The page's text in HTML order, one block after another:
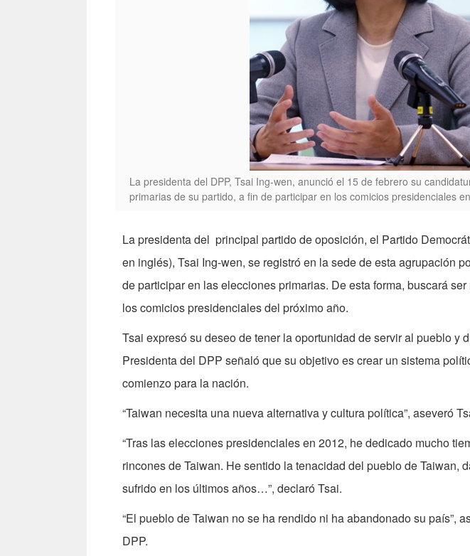
La presidenta del DPP, Tsai Ing-wen, anunció el 15 de febrero su
primarias de su partido, a fin de participar en los comicios presidenciales
La presidenta del principal partido de oposición, el Partido
en inglés), Tsai Ing-wen, se registró en la sede de esta agrupación
de participar en las elecciones primarias. De esta forma, buscará
los comicios presidenciales del próximo año.
Tsai expresó su deseo de tener la oportunidad de servir al pueblo y
Presidenta del DPP señaló que su objetivo es crear un sistema
comienzo para la nación.
“Taiwan necesita una nueva alternativa y cultura política”, aseveró
“Tras las elecciones presidenciales en 2012, he dedicado mucho
rincones de Taiwan. He sentido la tenacidad del pueblo de Taiwan,
sufrido en los últimos años…”, declaró Tsai.
“El pueblo de Taiwan no se ha rendido ni ha abandonado su país”,
DPP.